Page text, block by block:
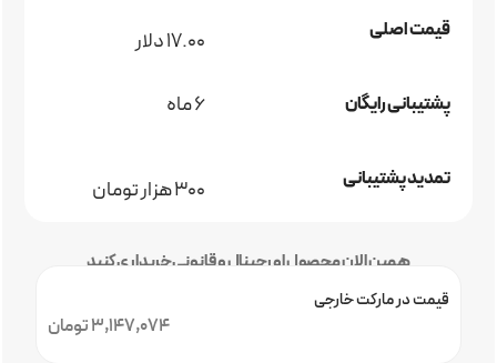
قیمت اصلی 17.00 دلار
پشتیبانی رایگان 6 ماه
تمدید پشتیبانی 300 هزار تومان
همین الان محصول اورجینال و قانونی خریداری کنید
3,147,074 تومان
قیمت در مارکت خارجی